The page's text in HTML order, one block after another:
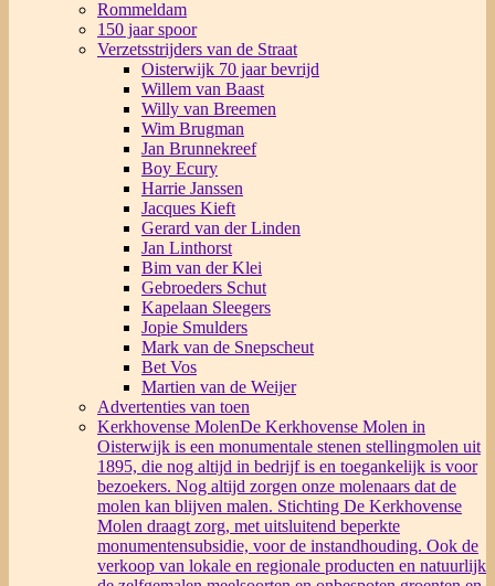
Rommeldam
150 jaar spoor
Verzetsstrijders van de Straat
Oisterwijk 70 jaar bevrijd
Willem van Baast
Willy van Breemen
Wim Brugman
Jan Brunnekreef
Boy Ecury
Harrie Janssen
Jacques Kieft
Gerard van der Linden
Jan Linthorst
Bim van der Klei
Gebroeders Schut
Kapelaan Sleegers
Jopie Smulders
Mark van de Snepscheut
Bet Vos
Martien van de Weijer
Advertenties van toen
Kerkhovense MolenDe Kerkhovense Molen in
Oisterwijk is een monumentale stenen stellingmolen uit
1895, die nog altijd in bedrijf is en toegankelijk is voor
bezoekers. Nog altijd zorgen onze molenaars dat de
molen kan blijven malen. Stichting De Kerkhovense
Molen draagt zorg, met uitsluitend beperkte
monumentensubsidie, voor de instandhouding. Ook de
verkoop van lokale en regionale producten en natuurlijk